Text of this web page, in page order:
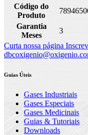
Código do
Produto
Garantia
Meses
3
Curta nossa página
Guias Úteis
Gases Industriais
Gases Especiais
Gases Medicinais
Guias & Tutoriais
Downloads